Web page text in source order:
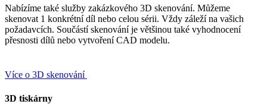
Nabízíme také služby zakázkového 3D skenování. Můžeme
skenovat 1 konkrétní díl nebo celou sérii. Vždy záleží na vašich
požadavcích. Součástí skenování je většinou také vyhodnocení
přesnosti dílů nebo vytvoření CAD modelu.
Více o 3D skenování
3D tiskárny